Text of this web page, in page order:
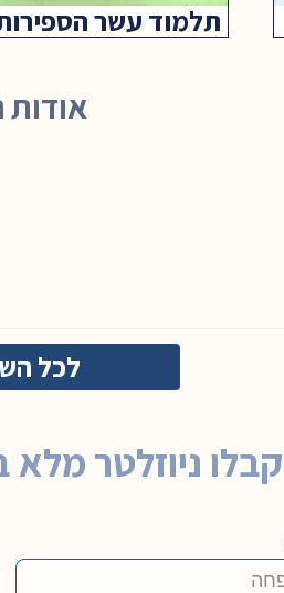
תלמוד עשר הספירות
לכל
קבלו ניוזלטר